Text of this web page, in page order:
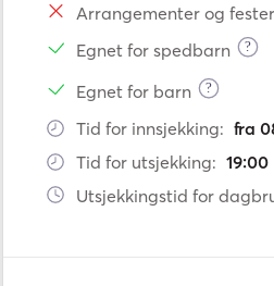
Arrangementer og
Egnet for spedbarn
?
Egnet for barn ?
Tid for innsjekking: fra
Tid for utsjekking: 19:00
Utsjekkingstid for